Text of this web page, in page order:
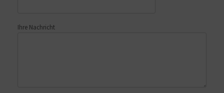
Ihre Nachricht